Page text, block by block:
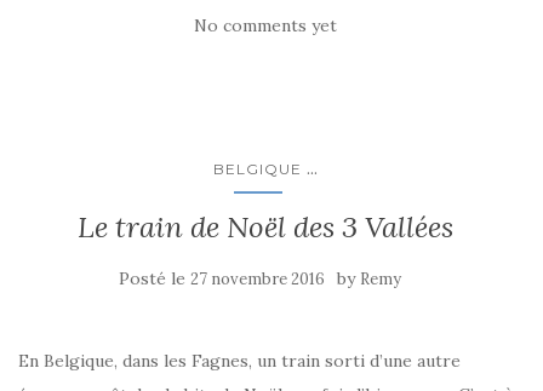
No comments yet
BELGIQUE ...
Le train de Noël des 3 Vallées
Posté le 27 novembre 2016 by Remy
En Belgique, dans les Fagnes, un train sorti d’une autre